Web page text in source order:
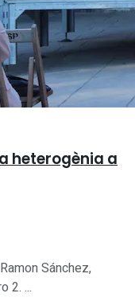
heterogènia a
Sánchez,
2. ...